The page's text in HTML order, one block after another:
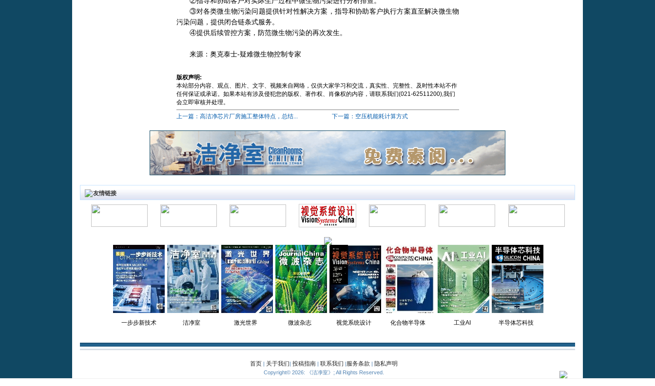
③对各类微生物污染问题提供针对性解决方案，指导和协助客户执行方案直至解决微生物
污染问题，提供闭合链条式服务。
④提供后续管控方案，防范微生物污染的再次发生。
来源：奥克泰士-疑难微生物控制专家
版权声明:
本站部分内容、观点、图片、文字、视频来自网络，仅供大家学习和交流，真实性、完整性、及时性本站不作
任何保证或承诺。如果本站有涉及侵犯您的版权、著作权、肖像权的内容，请联系我们(021-62511200),我们
会立即审核并处理。
上一篇：高洁净芯片厂房施工整体特点，总结... 下一篇：空压机能耗计算方式
友情链接
一步步新技术 洁净室 激光世界 微波杂志 视觉系统设计 化合物半导体 工业AI 半导体芯科技
首页 | 关于我们| 投稿指南 | 联系我们 |服务条款 | 隐私声明
Copyright© 2026: 《洁净室》; All Rights Reserved.